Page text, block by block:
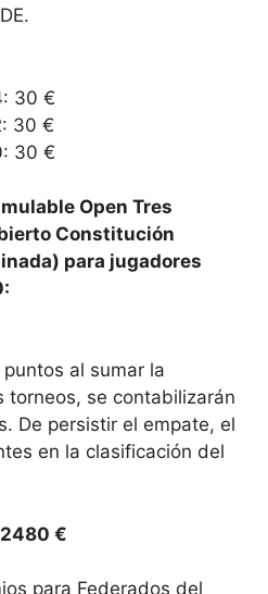
30 €
30 €
30 €
Open Tres
Constitución
para jugadores
al sumar la
torneos, se contabilizarán
De persistir el empate, el
en la clasificación del
2480 €
para Federados del